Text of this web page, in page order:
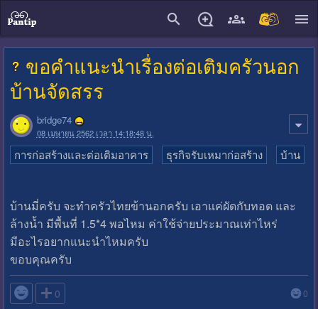
ขอคำแนะนำเรื่องต่อเติมครัวนอก
บ้านจัดสรร
bridge74
08 เมษายน 2562 เวลา 14:18:48 น.
การก่อสร้างและต่อเติมอาคาร ธุรกิจรับเหมาก่อสร้าง บ้าน
บ้านมี่ครับ จะทำครัวไทยข้านอกครับ เอาแค่ผัดกับทอด และ
ล้างน้ำ มีพื้นที่ 1.5*4 พอไหม ค่าใช้จ่ายประมาณเท่าไหร่
มีอะไรอยากแนะนำไหมครับ
ขอบคุณครับ
 0 0
close